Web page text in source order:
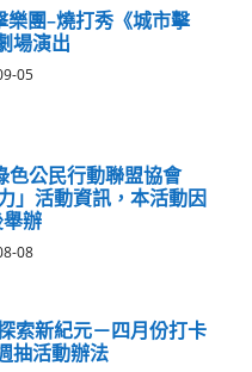
樂團–燒打秀《城市擊
場演出
05
色公民行動聯盟協會
」活動資訊，本活動因
辦
08
索新紀元－四月份打卡
抽活動辦法